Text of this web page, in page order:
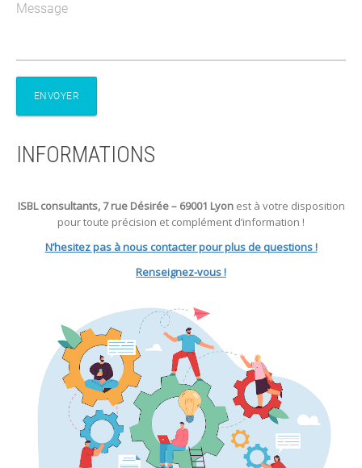
Message
INFORMATIONS
ISBL consultants, 7 rue Désirée – 69001 Lyonest à votre disposition
pour toute précision et complément d’information !
N’hesitez pas à nous contacter pour plus de questions !
Renseignez-vous !